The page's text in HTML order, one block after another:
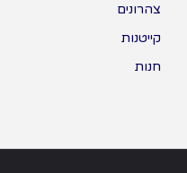
צהרונים
קייטנות
חנות